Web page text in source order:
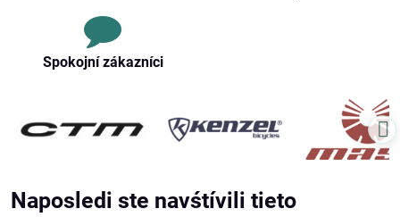
Spokojní zákazníci
Naposledi ste navśtívili tieto